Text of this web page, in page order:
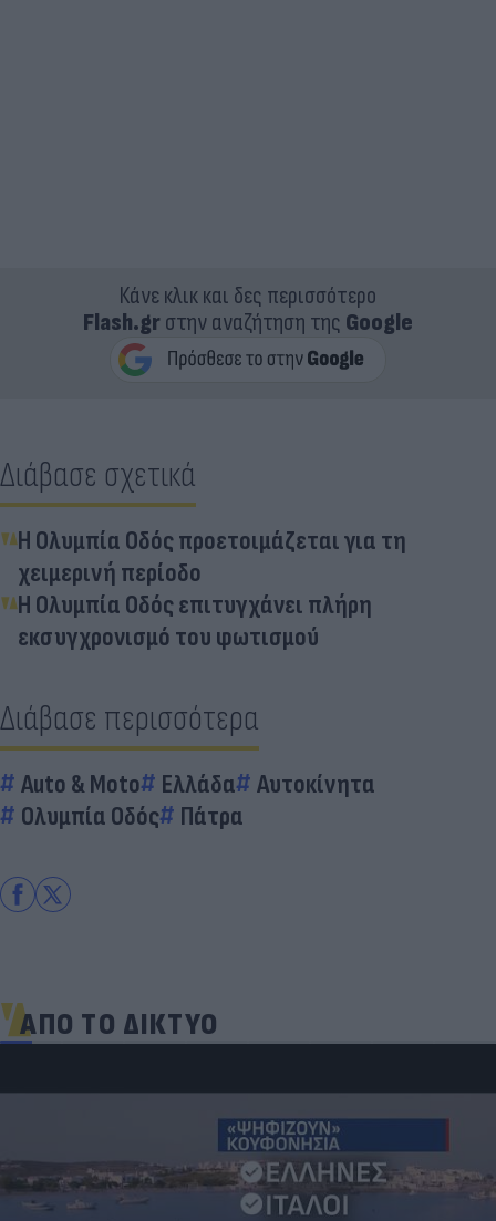
Κάνε κλικ και δες περισσότερο
Flash.grστην αναζήτηση της Google
Διάβασε σχετικά
Η Ολυμπία Οδός προετοιμάζεται για τη
χειμερινή περίοδο
Η Ολυμπία Οδός επιτυγχάνει πλήρη
εκσυγχρονισμό του φωτισμού
Διάβασε περισσότερα
Auto & Moto Ελλάδα
Αυτοκίνητα
Ολυμπία Οδός
Πάτρα
ΑΠΟ ΤΟ ΔΙΚΤΥΟ